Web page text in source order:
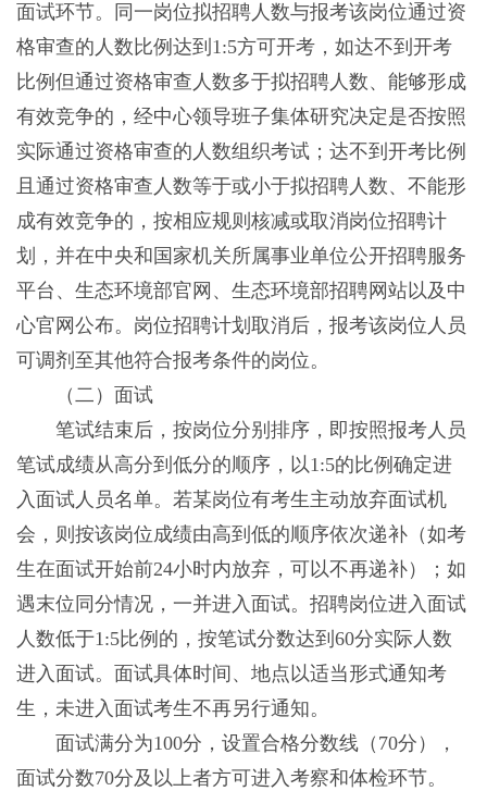
面试环节。同一岗位拟招聘人数与报考该岗位通过资
格审查的人数比例达到1:5方可开考，如达不到开考
比例但通过资格审查人数多于拟招聘人数、能够形成
有效竞争的，经中心领导班子集体研究决定是否按照
实际通过资格审查的人数组织考试；达不到开考比例
且通过资格审查人数等于或小于拟招聘人数、不能形
成有效竞争的，按相应规则核减或取消岗位招聘计
划，并在中央和国家机关所属事业单位公开招聘服务
平台、生态环境部官网、生态环境部招聘网站以及中
心官网公布。岗位招聘计划取消后，报考该岗位人员
可调剂至其他符合报考条件的岗位。
（二）面试
笔试结束后，按岗位分别排序，即按照报考人员
笔试成绩从高分到低分的顺序，以1:5的比例确定进
入面试人员名单。若某岗位有考生主动放弃面试机
会，则按该岗位成绩由高到低的顺序依次递补（如考
生在面试开始前24小时内放弃，可以不再递补）；如
遇末位同分情况，一并进入面试。招聘岗位进入面试
人数低于1:5比例的，按笔试分数达到60分实际人数
进入面试。面试具体时间、地点以适当形式通知考
生，未进入面试考生不再另行通知。
面试满分为100分，设置合格分数线（70分），
面试分数70分及以上者方可进入考察和体检环节。